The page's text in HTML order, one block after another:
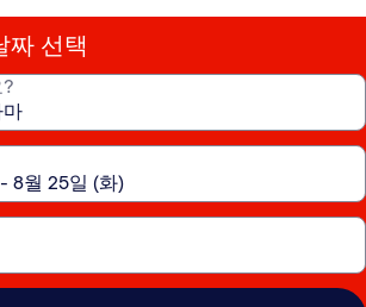
짜 선택